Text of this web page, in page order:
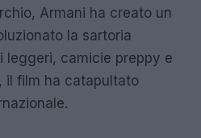
Armani ha creato un
la sartoria
leggeri, camicie preppy e
il film ha catapultato